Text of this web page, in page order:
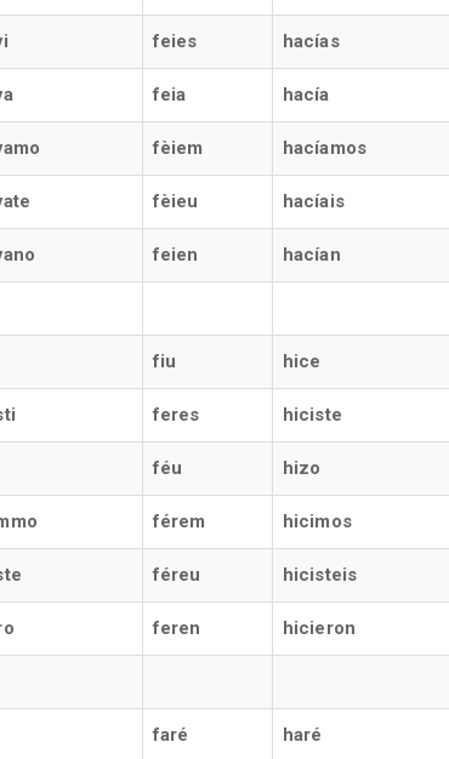
feies hacías
feia hacía
fèiem hacíamos
fèieu hacíais
feien hacían
fiu hice
feres hiciste
féu hizo
férem hicimos
féreu hicisteis
feren hicieron
faré haré